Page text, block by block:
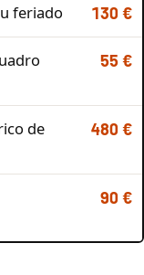
feriado 130 €
55 €
de
480 €
90 €